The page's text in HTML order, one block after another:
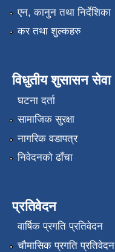
एन, कानुन तथा निर्देशिका
कर तथा शुल्कहरु
विधुतीय शुसासन सेवा
घटना दर्ता
सामाजिक सुरक्षा
नागरिक वडापत्र
निवेदनको ढाँचा
प्रतिवेदन
वार्षिक प्रगति प्रतिवेदन
चौमासिक प्रगति प्रतिवेदन